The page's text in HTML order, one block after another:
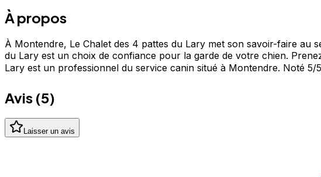
À propos
À Montendre, Le Chalet des 4 pattes du Lary met son savoir-faire au
du Lary est un choix de confiance pour la garde de votre chien.
Lary est un professionnel du service canin situé à Montendre. Noté 5/5
Avis (5)
Laisser un avis